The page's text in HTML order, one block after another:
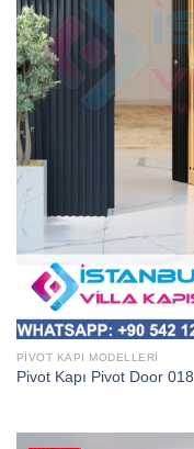
PIVOT KAPI MODELLERI
Pivot Kapı Pivot Door 018